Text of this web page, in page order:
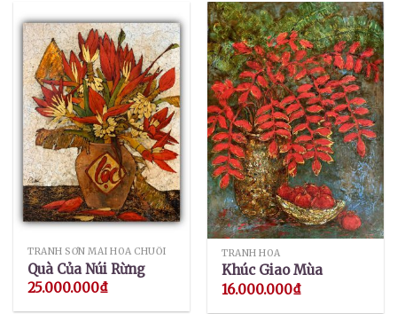
TRANH SƠN MÀI HOA CHUỐI
Quà Của Núi Rừng
25.000.000₫
TRANH HOA
Khúc Giao Mùa
16.000.000₫